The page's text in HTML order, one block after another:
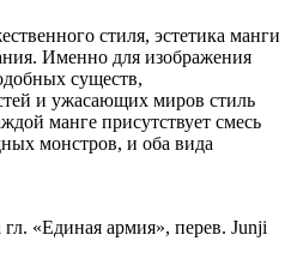
стиля, эстетика манги
Именно для изображения
существ,
и ужасающих миров стиль
манге присутствует смесь
монстров, и оба вида
гл. «Единая армия», перев. Junji